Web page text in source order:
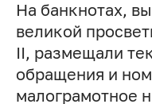
На банкнотах,
великой
II, размещали
обращения и
малограмотное